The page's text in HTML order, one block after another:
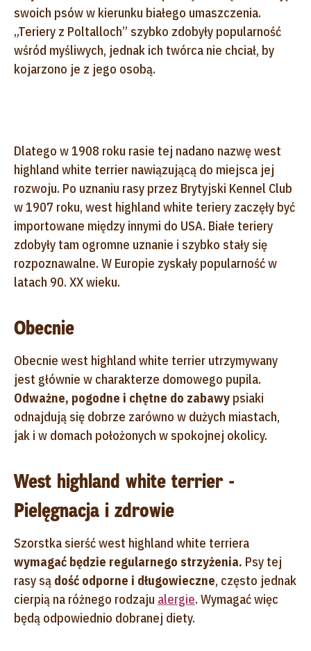
swoich psów w kierunku białego umaszczenia.
„Teriery z Poltalloch” szybko zdobyły popularność
wśród myśliwych, jednak ich twórca nie chciał, by
kojarzono je z jego osobą.
Dlatego w 1908 roku rasie tej nadano nazwę west
highland white terrier nawiązującą do miejsca jej
rozwoju. Po uznaniu rasy przez Brytyjski Kennel Club
w 1907 roku, west highland white teriery zaczęły być
importowane między innymi do USA. Białe teriery
zdobyły tam ogromne uznanie i szybko stały się
rozpoznawalne. W Europie zyskały popularność w
latach 90. XX wieku.
Obecnie
Obecnie west highland white terrier utrzymywany
jest głównie w charakterze domowego pupila.
Odważne, pogodne i chętne do zabawy psiaki
odnajdują się dobrze zarówno w dużych miastach,
jak i w domach położonych w spokojnej okolicy.
West highland white terrier -
Pielęgnacja i zdrowie
Szorstka sierść west highland white terriera
wymagać będzie regularnego strzyżenia. Psy tej
rasy są dość odporne i długowieczne, często jednak
cierpią na różnego rodzaju alergie. Wymagać więc
będą odpowiednio dobranej diety.